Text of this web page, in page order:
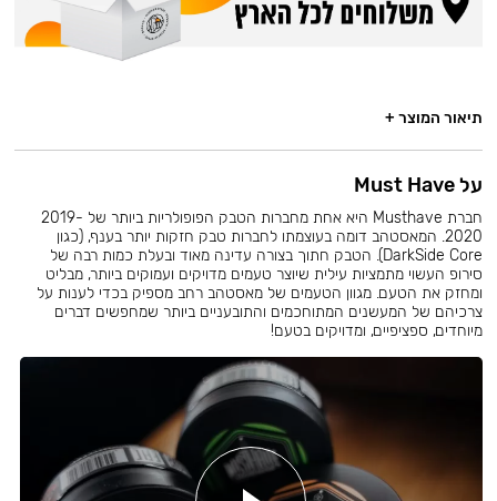
תיאור המוצר +
על Must Have
חברת Musthave היא אחת מחברות הטבק הפופולריות ביותר של 2019-
2020. המאסטהב דומה בעוצמתו לחברות טבק חזקות יותר בענף, (כגון
DarkSide Core). הטבק חתוך בצורה עדינה מאוד ובעלת כמות רבה של
סירופ העשוי מתמציות עילית שיוצר טעמים מדויקים ועמוקים ביותר, מבליט
ומחזק את הטעם. מגוון הטעמים של מאסטהב רחב מספיק בכדי לענות על
צרכיהם של המעשנים המתוחכמים והתובעניים ביותר שמחפשים דברים
מיוחדים, ספציפיים, ומדויקים בטעם!